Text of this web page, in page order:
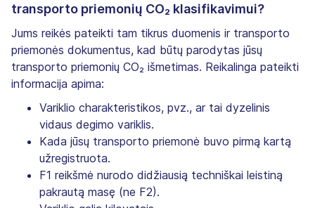
transporto priemonių CO₂ klasifikavimui?
Jums reikės pateikti tam tikrus duomenis ir transporto
priemonės dokumentus, kad būtų parodytas jūsų
transporto priemonių CO₂ išmetimas. Reikalinga pateikti
informacija apima:
Variklio charakteristikos, pvz., ar tai dyzelinis
vidaus degimo variklis.
Kada jūsų transporto priemonė buvo pirmą kartą
užregistruota.
F1 reikšmė nurodo didžiausią techniškai leistiną
pakrautą masę (ne F2).